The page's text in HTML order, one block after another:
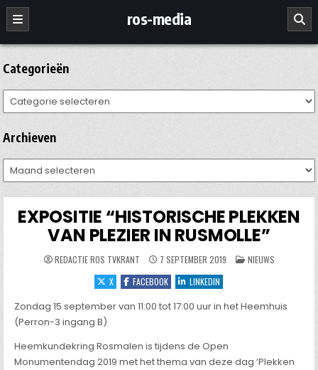
Ga
naar
de
inhoud
ros-media
Categorieën
Categorieën
Archieven
Archieven
EXPOSITIE “HISTORISCHE PLEKKEN
VAN PLEZIER IN RUSMOLLE”
REDACTIE ROS TVKRANT 7 SEPTEMBER 2019 GEPLAATST
IN
NIEUWS
X
FACEBOOK LINKEDIN
Zondag 15 september van 11:00 tot 17:00 uur in het Heemhuis
(Perron-3 ingang B)
Heemkundekring Rosmalen is tijdens de Open
Monumentendag 2019 met het thema van deze dag ‘Plekken